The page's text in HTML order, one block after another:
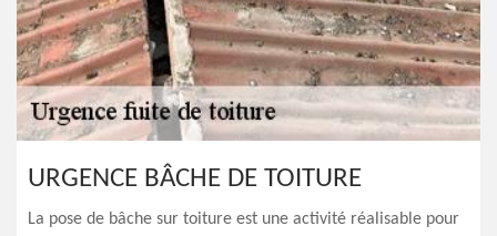
URGENCE BÂCHE DE TOITURE
La pose de bâche sur toiture est une activité réalisable pour